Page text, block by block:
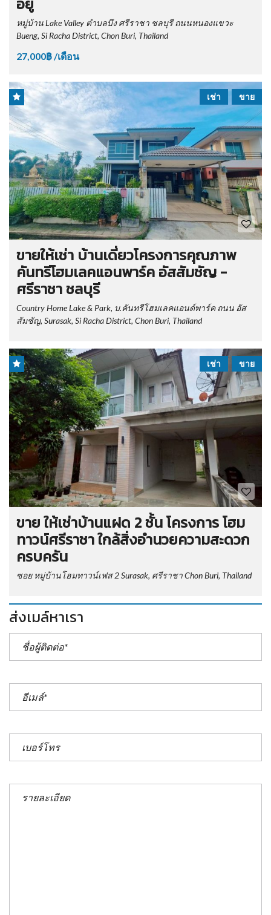
หมู่บ้าน Lake Valley ตำบลบึง ศรีราชา ชลบุรี ถนนหนองแขวะ
Bueng, Si Racha District, Chon Buri, Thailand
27,000฿ /เดือน
ขาย
เช่า
ขายให้เช่า บ้านเดี่ยวโครงการคุณภาพ
คันทรีโฮมเลคแอนพาร์ค อัสสัมชัญ -
ศรีราชา ชลบุรี
Country Home Lake & Park, บ.คันทรีโฮมเลคแอนด์พาร์ค ถนน อัส
สัมชัญ, Surasak, Si Racha District, Chon Buri, Thailand
ขาย
เช่า
ขาย ให้เช่าบ้านแฝด 2 ชั้น โครงการ โฮม
ทาวน์ศรีราชา ใกล้สิ่งอำนวยความสะดวก
ครบครัน
ซอย หมู่บ้านโฮมทาวน์เฟส 2 Surasak, ศรีราชา Chon Buri, Thailand
ส่งเมล์หาเรา